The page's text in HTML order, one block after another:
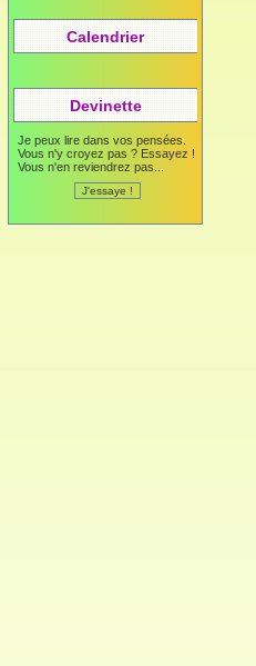
Calendrier
Devinette
Je peux lire dans vos pensées.
Vous n'y croyez pas ? Essayez !
Vous n'en reviendrez pas...